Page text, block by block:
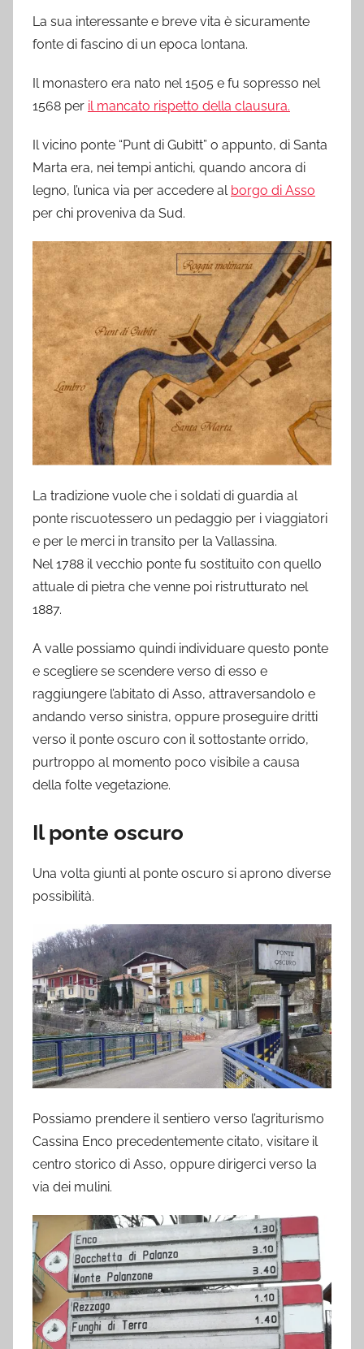
La sua interessante e breve vita è sicuramente
fonte di fascino di un epoca lontana.
Il monastero era nato nel 1505 e fu sopresso nel
1568 per il mancato rispetto della clausura.
Il vicino ponte “Punt di Gubìtt” o appunto, di Santa
Marta era, nei tempi antichi, quando ancora di
legno, l’unica via per accedere al borgo di Asso
per chi proveniva da Sud.
La tradizione vuole che i soldati di guardia al
ponte riscuotessero un pedaggio per i viaggiatori
e per le merci in transito per la Vallassina.
Nel 1788 il vecchio ponte fu sostituito con quello
attuale di pietra che venne poi ristrutturato nel
1887.
A valle possiamo quindi individuare questo ponte
e scegliere se scendere verso di esso e
raggiungere l’abitato di Asso, attraversandolo e
andando verso sinistra, oppure proseguire dritti
verso il ponte oscuro con il sottostante orrido,
purtroppo al momento poco visibile a causa
della folte vegetazione.
Il ponte oscuro
Una volta giunti al ponte oscuro si aprono diverse
possibilità.
Possiamo prendere il sentiero verso l’agriturismo
Cassina Enco precedentemente citato, visitare il
centro storico di Asso, oppure dirigerci verso la
via dei mulini.